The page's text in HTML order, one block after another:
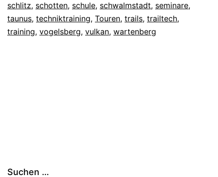
schlitz, schotten, schule, schwalmstadt, seminare,
taunus, techniktraining, Touren, trails, trailtech,
training, vogelsberg, vulkan, wartenberg
Suchen …